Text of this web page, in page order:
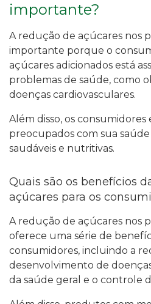
importante?
A redução de açúcares nos
importante porque o
açúcares adicionados está
problemas de saúde, como
doenças cardiovasculares.
Além disso, os consumidores
preocupados com sua
saudáveis e nutritivas.
Quais são os benefícios
açúcares para os
A redução de açúcares nos
oferece uma série de
consumidores, incluindo a
desenvolvimento de
da saúde geral e o controle